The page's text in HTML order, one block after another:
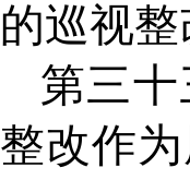
的巡视
第三十
整改作